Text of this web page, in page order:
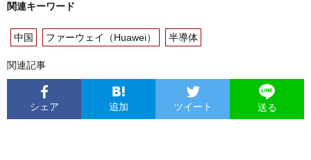
関連キーワード
中国 ファーウェイ（Huawei） 半導体
関連記事
シェア 追加 ツイート 送る